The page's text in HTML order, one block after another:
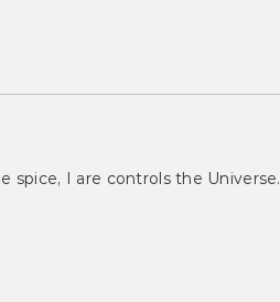
spice, I are controls the Universe.